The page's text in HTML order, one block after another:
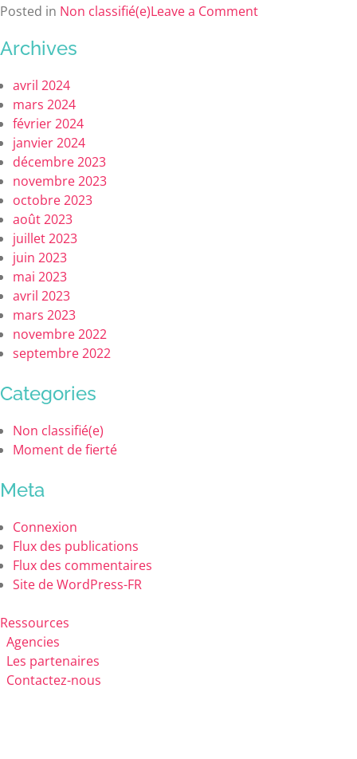
Posted in Non classifié(e)Leave a Comment
Archives
avril 2024
mars 2024
février 2024
janvier 2024
décembre 2023
novembre 2023
octobre 2023
août 2023
juillet 2023
juin 2023
mai 2023
avril 2023
mars 2023
novembre 2022
septembre 2022
Categories
Non classifié(e)
Moment de fierté
Meta
Connexion
Flux des publications
Flux des commentaires
Site de WordPress-FR
Ressources
Agencies
Les partenaires
Contactez-nous